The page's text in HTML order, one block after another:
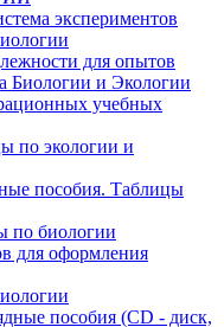
экспериментов
для опытов
Биологии и Экологии
учебных
по экологии и
пособия. Таблицы
по биологии
для оформления
пособия (CD - диск,